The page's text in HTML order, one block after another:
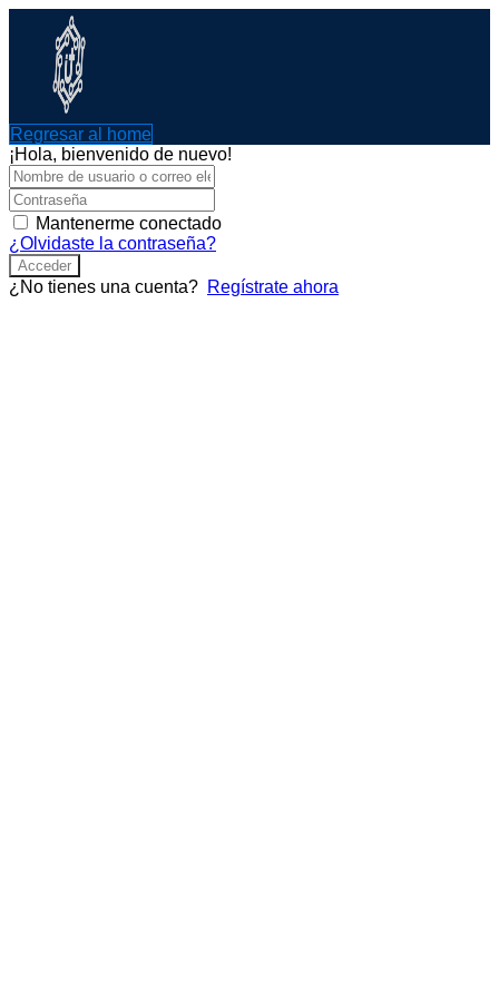
contenido
Regresar al home
¡Hola, bienvenido de nuevo!
Mantenerme conectado
¿Olvidaste la contraseña?
Acceder
¿No tienes una cuenta? Regístrate ahora